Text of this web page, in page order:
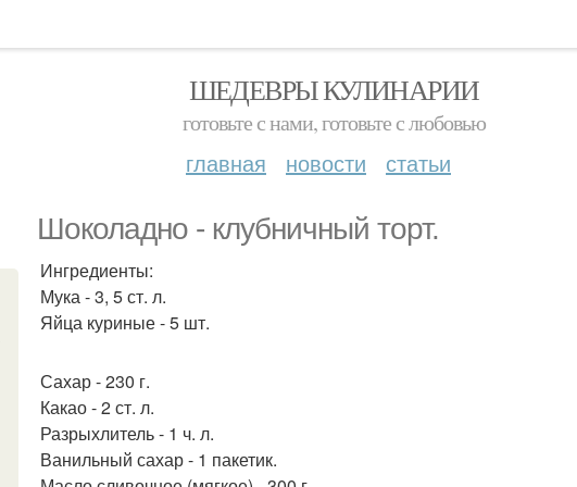
ШЕДЕВРЫ КУЛИНАРИИ
готовьте с нами, готовьте с любовью
главная новости статьи
Шоколадно - клубничный торт.
Ингредиенты:
Мука - 3, 5 ст. л.
Яйца куриные - 5 шт.
Сахар - 230 г.
Какао - 2 ст. л.
Разрыхлитель - 1 ч. л.
Ванильный сахар - 1 пакетик.